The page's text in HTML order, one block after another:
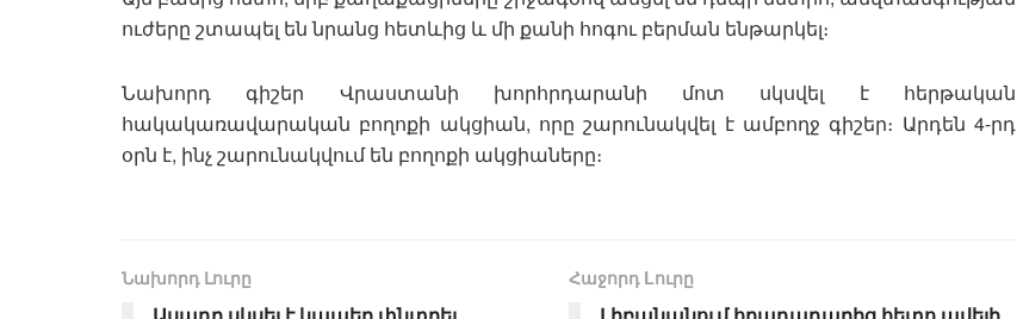
ուժերը շտապել են նրանց հետևից և մի քանի հոգու բերման ենթարկել։
Նախորդ գիշեր Վրաստանի խորհրդարանի մոտ սկսվել է հերթական
հակակառավարական բողոքի ակցիան, որը շարունակվել է ամբողջ գիշեր։ Արդեն 4-րդ
օրն է, ինչ շարունակվում են բողոքի ակցիաները։
Նախորդ Լուրը Հաջորդ Lուրը